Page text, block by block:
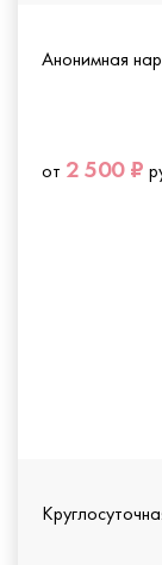
Анонимная
от 2 500 ₽